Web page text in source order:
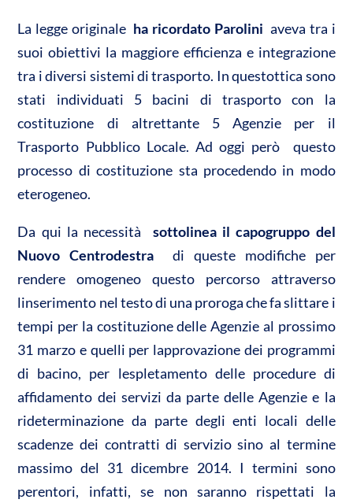
La legge originale  ha ricordato Parolini  aveva tra i
suoi obiettivi la maggiore efficienza e integrazione
tra i diversi sistemi di trasporto. In questottica sono
stati individuati 5 bacini di trasporto con la
costituzione di altrettante 5 Agenzie per il
Trasporto Pubblico Locale. Ad oggi però questo
processo di costituzione sta procedendo in modo
eterogeneo.
Da qui la necessità  sottolinea il capogruppo del
Nuovo Centrodestra  di queste modifiche per
rendere omogeneo questo percorso attraverso
linserimento nel testo di una proroga che fa slittare i
tempi per la costituzione delle Agenzie al prossimo
31 marzo e quelli per lapprovazione dei programmi
di bacino, per lespletamento delle procedure di
affidamento dei servizi da parte delle Agenzie e la
rideterminazione da parte degli enti locali delle
scadenze dei contratti di servizio sino al termine
massimo del 31 dicembre 2014. I termini sono
perentori, infatti, se non saranno rispettati la